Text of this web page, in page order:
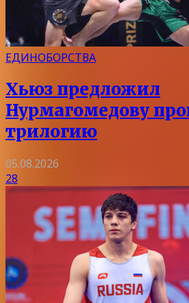
ЕДИНОБОРСТВА
Хьюз предложил
Нурмагомедову
трилогию
05.08.2026
28